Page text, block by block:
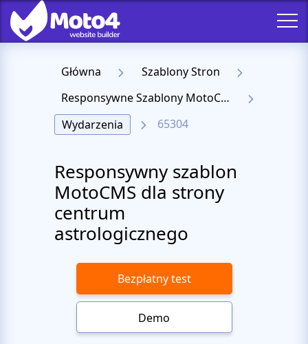
Główna
Szablony Stron
Responsywne Szablony MotoCMS 3
Wydarzenia
65304
Responsywny szablon
MotoCMS dla strony
centrum
astrologicznego
Bezpłatny test
Demo